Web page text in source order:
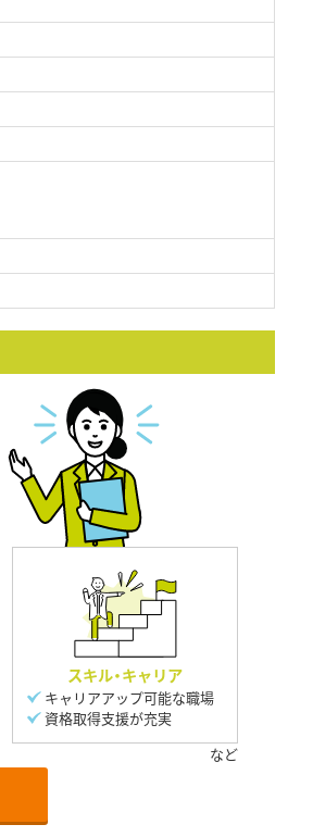
スキル・キャリア
キャリアアップ可能な職場
資格取得支援が充実